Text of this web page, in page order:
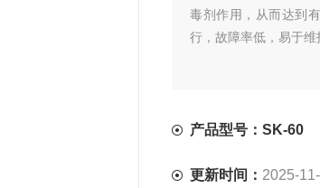
毒剂作用，从而达到
行，故障率低，易于维
产品型号：SK-60
更新时间： 2025-